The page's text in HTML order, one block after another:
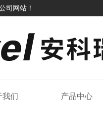
司网站！
我们 产品中心